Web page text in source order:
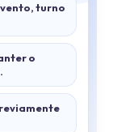
turno
o